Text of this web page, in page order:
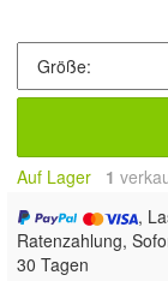
Auf Lager 1
,
Ratenzahlung,
30 Tagen